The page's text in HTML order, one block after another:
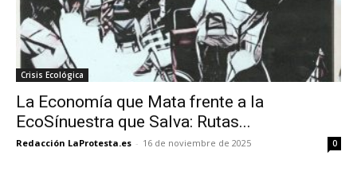
Crisis Ecológica
La Economía que Mata frente a la
EcoSínuestra que Salva: Rutas...
Redacción LaProtesta.es - 16 de noviembre de 2025 0